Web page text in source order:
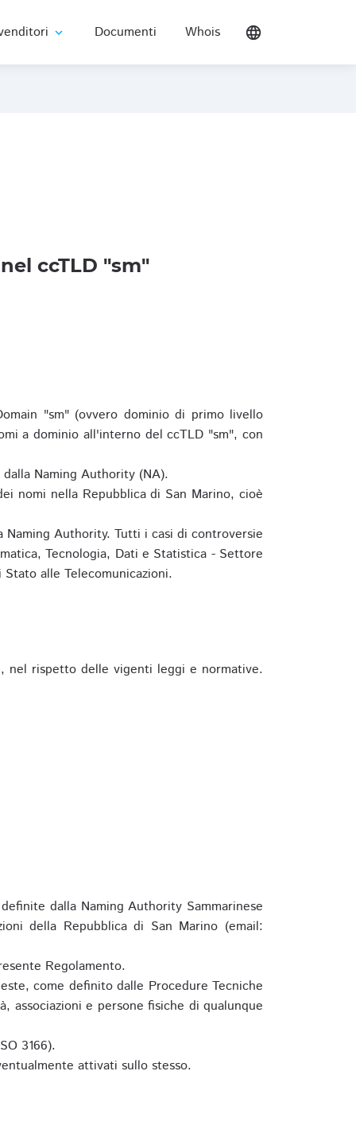
expand_more Documenti Whois language
ccTLD "sm"
"sm" (ovvero dominio di primo livello
a dominio all'interno del ccTLD "sm", con
Naming Authority (NA).
nomi nella Repubblica di San Marino, cioè
Authority. Tutti i casi di controversie
Tecnologia, Dati e Statistica - Settore
alle Telecomunicazioni.
nel rispetto delle vigenti leggi e normative.
dalla Naming Authority Sammarinese
della Repubblica di San Marino (email:
Regolamento.
come definito dalle Procedure Tecniche
associazioni e persone fisiche di qualunque
3166).
attivati sullo stesso.